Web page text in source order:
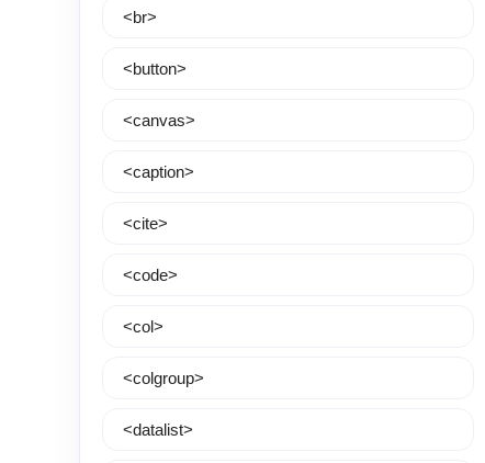
<br>
<button>
<canvas>
<caption>
<cite>
<code>
<col>
<colgroup>
<datalist>